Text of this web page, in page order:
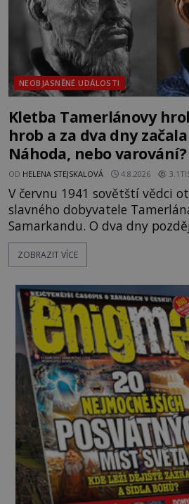
NEOBJASNĚNÉ UDÁLOSTI
Kletba Tamerlánovy
hrob a za dva dny začala
Náhoda, nebo varování?
OD HELENA STEJSKALOVÁ 4.8.2026
V červnu 1941 sovětští vědci
slavného dobyvatele
Samarkandu. O dva dny
Německo zahajuje operaci
Sovětský svaz. Shoda dat je
na legendě něco pravdy,
souhru okolností? Když antropolog Michail
Gerasimov (1907-1970) a
ZOBRAZIT VÍCE